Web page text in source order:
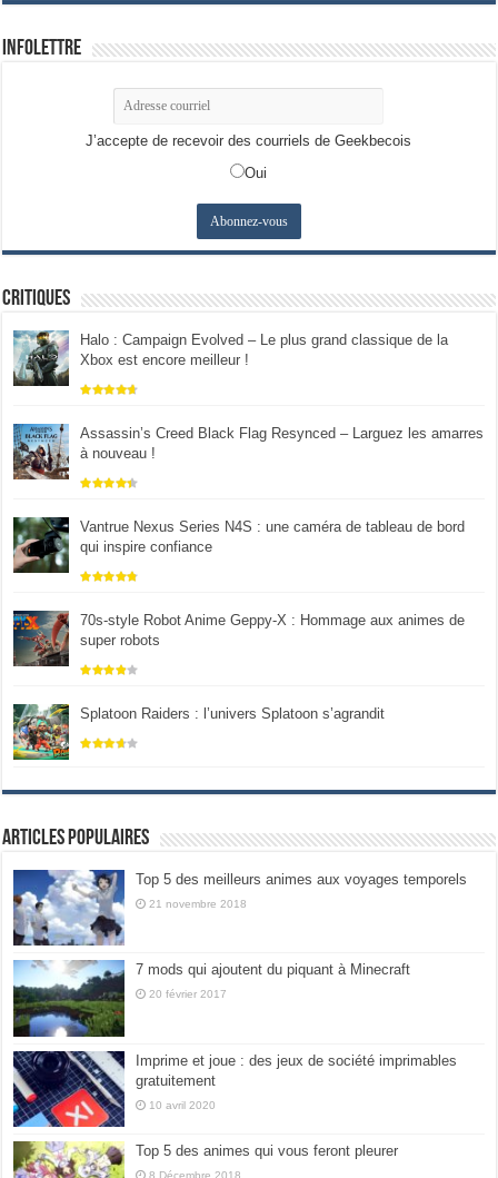
Infolettre
J’accepte de recevoir des courriels de Geekbecois
Oui
Critiques
Halo : Campaign Evolved – Le plus grand classique de la
Xbox est encore meilleur !
Assassin’s Creed Black Flag Resynced – Larguez les amarres
à nouveau !
Vantrue Nexus Series N4S : une caméra de tableau de bord
qui inspire confiance
70s-style Robot Anime Geppy-X : Hommage aux animes de
super robots
Splatoon Raiders : l’univers Splatoon s’agrandit
Articles populaires
Top 5 des meilleurs animes aux voyages temporels
21 novembre 2018
7 mods qui ajoutent du piquant à Minecraft
20 février 2017
Imprime et joue : des jeux de société imprimables
gratuitement
10 avril 2020
Top 5 des animes qui vous feront pleurer
8 Décembre 2018